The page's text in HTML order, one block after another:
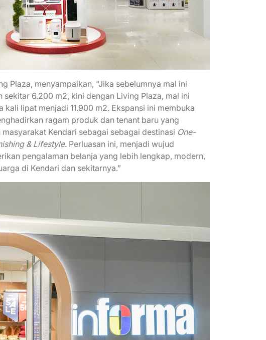
Plaza, menyampaikan, “Jika sebelumnya mal ini
sekitar 6.200 m2, kini dengan Living Plaza, mal ini
kali lipat menjadi 11.900 m2. Ekspansi ini membuka
ragam produk dan tenant baru yang
Kendari sebagai sebagai destinasi One-
& Lifestyle. Perluasan ini, menjadi wujud
pengalaman belanja yang lebih lengkap, modern,
di Kendari dan sekitarnya.”